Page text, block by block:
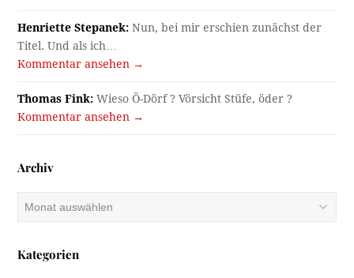
Henriette Stepanek: Nun, bei mir erschien zunächst der
Titel. Und als ich…
Kommentar ansehen →
Thomas Fink: Wieso Ö-Dörf ? Vörsicht Stüfe, öder ?
Kommentar ansehen →
Archiv
Kategorien